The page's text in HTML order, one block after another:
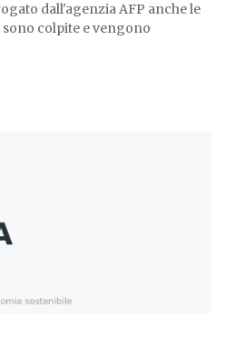
dall'agenzia AFP anche le
colpite e vengono